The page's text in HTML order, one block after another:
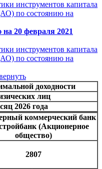
инструментов капитала
по состоянию на
20 февраля 2021
инструментов капитала
по состоянию на
доходности
лиц
2026 года
коммерческий банк
(Акционерное
общество)
2807